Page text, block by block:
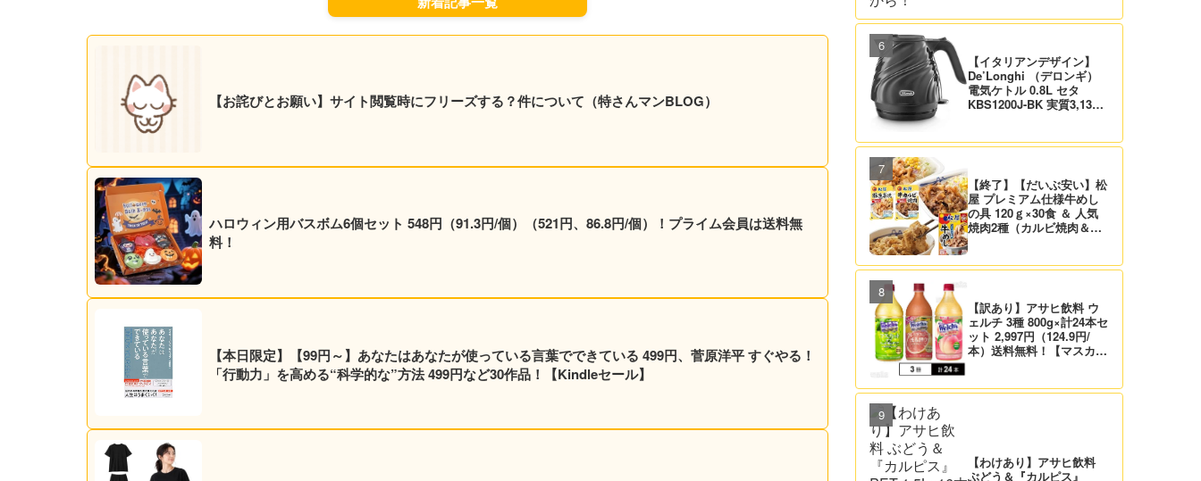
【お詫びとお願い】サイト閲覧時にフリーズする？件について（特さんマンBLOG）
ハロウィン用バスボム6個セット 548円（91.3円/個）（521円、86.8円/個）！プライム会員は送料無
料！
【本日限定】【99円～】あなたはあなたが使っている言葉でできている 499円、菅原洋平 すぐやる！
「行動力」を高める“科学的な”方法 499円など30作品！【Kindleセール】
【イタリアンデザイン】
De’Longhi （デロンギ）
電気ケトル 0.8L セタ
KBS1200J-BK 実質3,132
【終了】【だいぶ安い】松
屋 プレミアム仕様牛めし
の具 120ｇ×30食 ＆ 人気
焼肉2種（カルビ焼肉＆生
料！
【訳あり】アサヒ飲料 ウ
ェルチ 3種 800g×計24本セ
ット 2,997円（124.9円/
本）送料無料！【マスカッ
【わけあり】アサヒ飲料
ぶどう＆『カルピス』